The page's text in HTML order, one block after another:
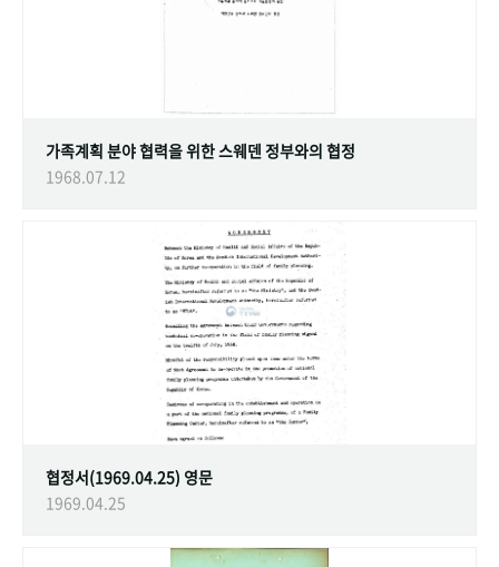
가족계획 분야 협력을 위한 스웨덴 정부와의 협정
1968.07.12
협정서(1969.04.25) 영문
1969.04.25